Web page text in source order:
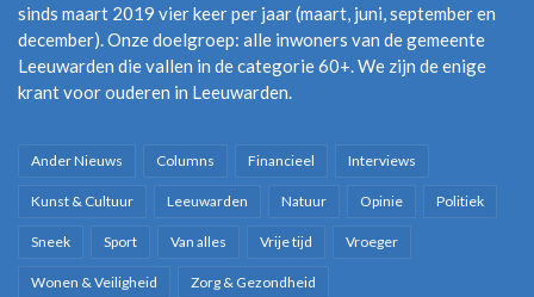
sinds maart 2019 vier keer per jaar (maart, juni, september en
december). Onze doelgroep: alle inwoners van de gemeente
Leeuwarden die vallen in de categorie 60+. We zijn de enige
krant voor ouderen in Leeuwarden.
Ander Nieuws Columns Financieel Interviews
Kunst & Cultuur Leeuwarden Natuur Opinie Politiek
Sneek Sport Van alles Vrije tijd Vroeger
Wonen & Veiligheid Zorg & Gezondheid